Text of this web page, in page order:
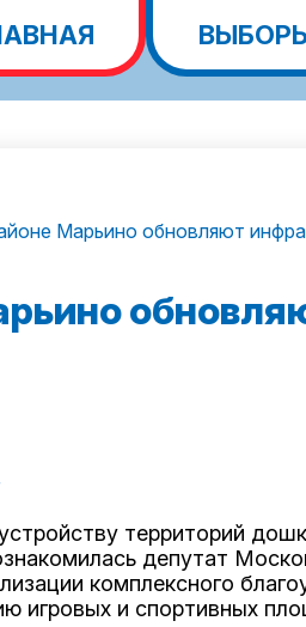
Марьино обновляют
территорий
депутат
комплексного
игровых и спортивных